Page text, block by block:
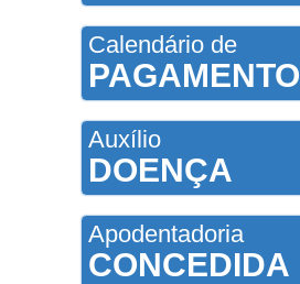
Calendário de
PAGAMENTO
Auxílio
DOENÇA
Apodentadoria
CONCEDIDA